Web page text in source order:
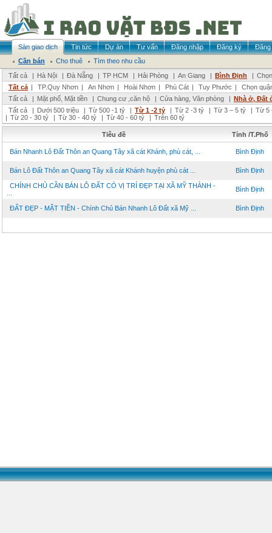
Sàn giao dịch Tin tức Dự án Tư vấn Đăng nhập Đăng ký
Đăng
Cần bán
Cho thuê
Tìm theo nhu cầu
Tất cả
| Hà Nội | Đà Nẵng | TP HCM | Hải Phòng | An Giang | Bình Định |
Tất cả | TP.Quy Nhơn | An Nhơn | Hoài Nhơn | Phù Cát | Tuy Phước |
Chọn
Tất cả
| Mặt phố, Mặt tiền | Chung cư ,căn hộ | Cửa hàng, Văn phòng | Nhà ở, Đất
Tất cả
| Dưới 500 triệu | Từ 500 -1 tỷ | Từ 1 -2 tỷ | Từ 2 -3 tỷ | Từ 3 – 5 tỷ | Từ 5
| Từ 20 - 30 tỷ | Từ 30 - 40 tỷ | Từ 40 - 60 tỷ | Trên 60 tỷ
Tiêu đề Tỉnh /T.Phố
Bán Nhanh Lô Đất Thôn an Quang Tây xã cát Khánh, phù cát, ... Bình Định
Bán Lô Đất Thôn an Quang Tây xã cát Khánh huyện phù cát ... Bình Định
CHÍNH CHỦ CẦN BÁN LÔ ĐẤT CÓ VỊ TRÍ ĐẸP TẠI XÃ MỸ THÀNH -
Bình Định
ĐẤT ĐẸP - MẶT TIỀN - Chính Chủ Bán Nhanh Lô Đất xã Mỹ ... Bình Định